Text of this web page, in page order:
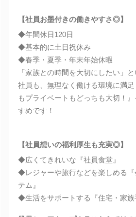
【社員お墨付きの働きやすさ◎】
◆年間休日120日
◆基本的に土日祝休み
◆春季・夏季・年末年始休暇
「家族との時間を大切にしたい」
社員も、無理なく働ける環境に満
もプライベートもどっちも大切！
すめです！
【社員想いの福利厚生も充実◎】
◆広くてきれいな『社員食堂』
◆レジャーや旅行などを楽しめる『
テム』
◆生活をサポートする『住宅・家族